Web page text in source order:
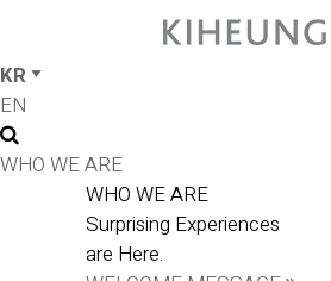
KR
EN
WHO WE ARE
WHO WE ARE
Surprising Experiences
are Here.